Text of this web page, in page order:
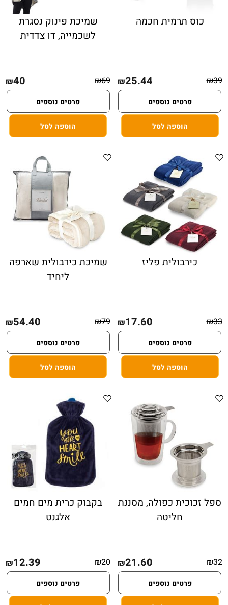
כוס תרמית חכמה
₪39
₪25.44
פרטים נוספים
הוספה לסל
שמיכת פינוק נסגרת
לשכמייה, דו צדדית
₪69
₪40
פרטים נוספים
הוספה לסל
כירבולית פליז
₪33
₪17.60
פרטים נוספים
הוספה לסל
שמיכת כירבולית שארפה
ליחיד
₪79
₪54.40
פרטים נוספים
הוספה לסל
ספל זכוכית כפולה, מסננת
חליטה
₪32
₪21.60
פרטים נוספים
בקבוק כרית מים חמים
אלגנט
₪20
₪12.39
פרטים נוספים